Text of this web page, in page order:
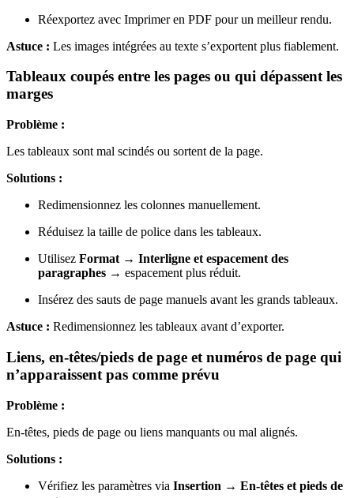
Réexportez avec Imprimer en PDF pour un meilleur rendu.
Astuce : Les images intégrées au texte s’exportent plus fiablement.
Tableaux coupés entre les pages ou qui dépassent les
marges
Problème :
Les tableaux sont mal scindés ou sortent de la page.
Solutions :
Redimensionnez les colonnes manuellement.
Réduisez la taille de police dans les tableaux.
Utilisez Format → Interligne et espacement des
paragraphes → espacement plus réduit.
Insérez des sauts de page manuels avant les grands tableaux.
Astuce : Redimensionnez les tableaux avant d’exporter.
Liens, en-têtes/pieds de page et numéros de page qui
n’apparaissent pas comme prévu
Problème :
En-têtes, pieds de page ou liens manquants ou mal alignés.
Solutions :
Vérifiez les paramètres via Insertion → En-têtes et pieds de